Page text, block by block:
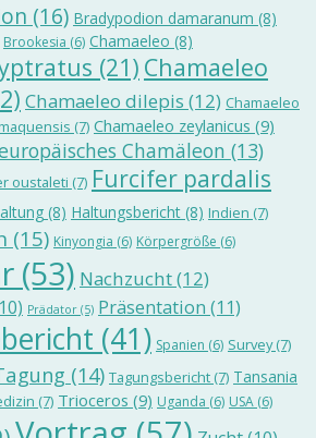
(16) Bradypodion damaranum (8)
Brookesia (6) Chamaeleo (8)
(21) Chamaeleo
Chamaeleo dilepis (12) Chamaeleo
(7) Chamaeleo zeylanicus (9)
Chamäleon (13)
oustaleti (7) Furcifer pardalis
(8) Haltungsbericht (8) Indien (7)
(15) Kinyongia (6) Körpergröße (6)
(53) Nachzucht(12)
Prädator (5) Präsentation (11)
(41) Spanien (6) Survey(7)
(14) Tagungsbericht (7) Tansania
(7) Trioceros (9) Uganda (6) USA (6)